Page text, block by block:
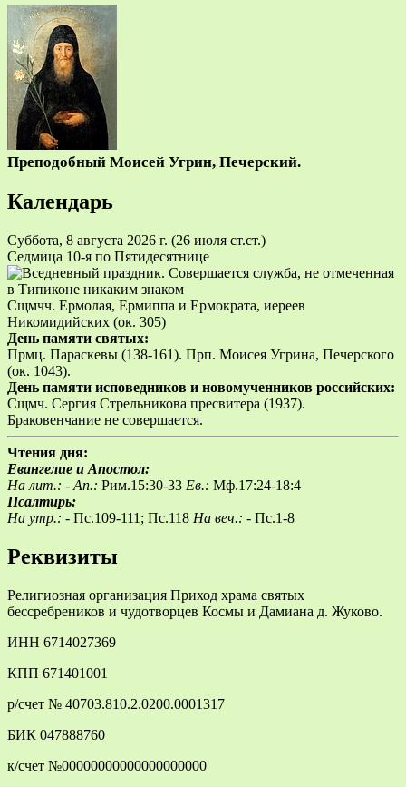
Преподобный Моисей Угрин, Печерский.
Календарь
Суббота, 8 августа 2026 г. (26 июля ст.ст.)
Седмица 10-я по Пятидесятнице
Сщмчч. Ермолая, Ермиппа и Ермократа, иереев
Никомидийских (ок. 305)
День памяти святых:
Прмц. Параскевы (138-161). Прп. Моисея Угрина, Печерского
(ок. 1043).
День памяти исповедников и новомученников российских:
Сщмч. Сергия Стрельникова пресвитера (1937).
Браковенчание не совершается.
Чтения дня:
Евангелие и Апостол:
На лит.: - Ап.: Рим.15:30-33 Ев.: Мф.17:24-18:4
Псалтирь:
На утр.: - Пс.109-111; Пс.118 На веч.: - Пс.1-8
Реквизиты
Религиозная организация Приход храма святых
бессребреников и чудотворцев Космы и Дамиана д. Жуково.
ИНН 6714027369
КПП 671401001
р/счет № 40703.810.2.0200.0001317
БИК 047888760
к/счет №00000000000000000000